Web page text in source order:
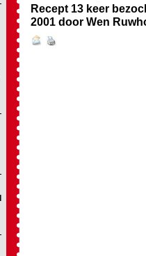
Recept 13 keer
2001 door Wen